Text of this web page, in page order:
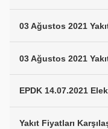
03 Ağustos 2021
03 Ağustos 2021
EPDK 14.07.2021
Yakıt Fiyatları